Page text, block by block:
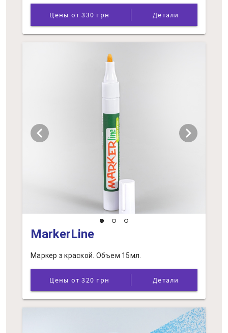
Цены от 330 грн Детали
chevron_left chevron_right
MarkerLine
Маркер з краской. Объем 15мл.
Цены от 320 грн Детали